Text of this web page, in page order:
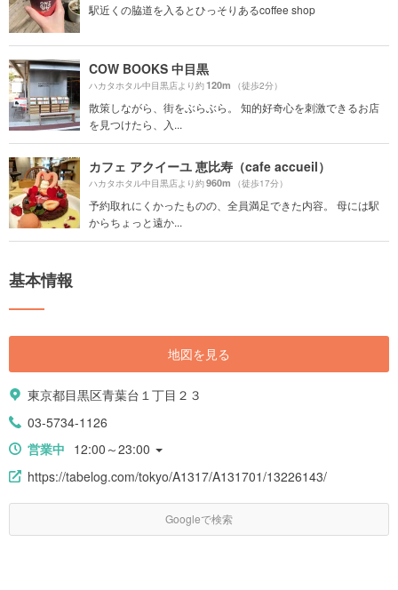
駅近くの脇道を入るとひっそりあるcoffee shop
COW BOOKS 中目黒
ハカタホタル中目黒店より約120m （徒歩2分）
散策しながら、街をぶらぶら。 知的好奇心を刺激できるお店
を見つけたら、入...
カフェ アクイーユ 恵比寿（cafe accueil）
ハカタホタル中目黒店より約960m （徒歩17分）
予約取れにくかったものの、全員満足できた内容。 母には駅
からちょっと遠か...
基本情報
地図を見る
東京都目黒区青葉台１丁目２３
03-5734-1126
営業中 12:00～23:00
https://tabelog.com/tokyo/A1317/A131701/13226143/
Googleで検索